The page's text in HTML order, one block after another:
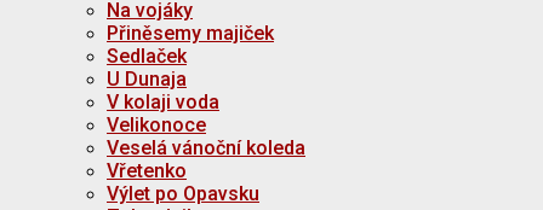
Na vojáky
Přiněsemy majiček
Sedlaček
U Dunaja
V kolaji voda
Velikonoce
Veselá vánoční koleda
Vřetenko
Výlet po Opavsku